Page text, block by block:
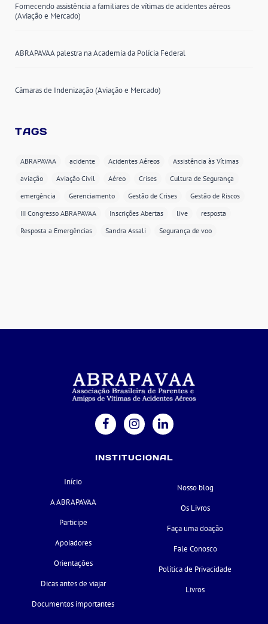
Fornecendo assistência a familiares de vítimas de acidentes aéreos
(Aviação e Mercado)
ABRAPAVAA palestra na Academia da Polícia Federal
Câmaras de Indenização (Aviação e Mercado)
TAGS
ABRAPAVAA acidente Acidentes Aéreos
Assistência às Vítimas
aviação
Aviação Civil Aéreo Crises
Cultura de Segurança
emergência
Gerenciamento Gestão de Crises
Gestão de Riscos
III Congresso ABRAPAVAA
Inscrições Abertas live
resposta
Resposta a Emergências
Sandra Assali Segurança de voo
INSTITUCIONAL
Início
A ABRAPAVAA
Participe
Apoiadores
Orientações
Dicas antes de viajar
Documentos importantes
Nosso blog
Os Livros
Faça uma doação
Fale Conosco
Política de Privacidade
Livros